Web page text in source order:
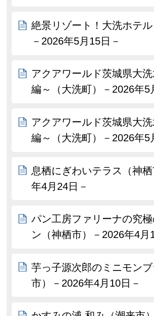
絶景リゾート！大洗ホテル
－2026年5月15日－
アクアワールド茨城県大
編～（大洗町）－2026年5
アクアワールド茨城県大
編～（大洗町）－2026年5
息栖にぎわいテラス（神
年4月24日－
パン工房ファリーナの究
ン（神栖市）－2026年4月
芋っ子源次郎のミニモン
市）－2026年4月10日－